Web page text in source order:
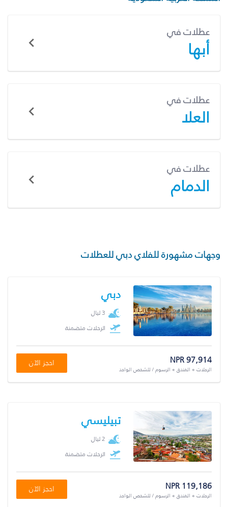
عطلات في
أبها
عطلات في
العلا
عطلات في
الدمام
وجهات مشهورة للفلاي دبي للعطلات
دبي
3 ليال
الرحلات متضمنة
NPR 97,914
الرحلات + الفندق + الرسوم / للشخص الواحد
احجز الآن
تبيليسي
2 ليال
الرحلات متضمنة
NPR 119,186
الرحلات + الفندق + الرسوم / للشخص الواحد
احجز الآن